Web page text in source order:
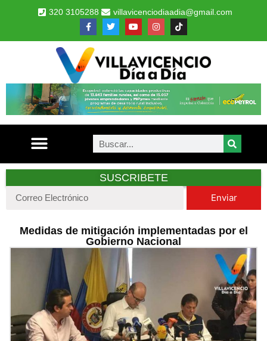
320 3105288 villavicenciodiaadia@gmail.com
SUSCRIBETE
Enviar
Medidas de mitigación implementadas por el
Gobierno Nacional